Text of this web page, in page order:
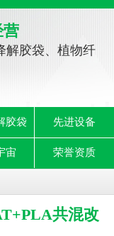
营
解胶袋、植物纤
胶袋 先进设备
宙 荣誉资质
共混改